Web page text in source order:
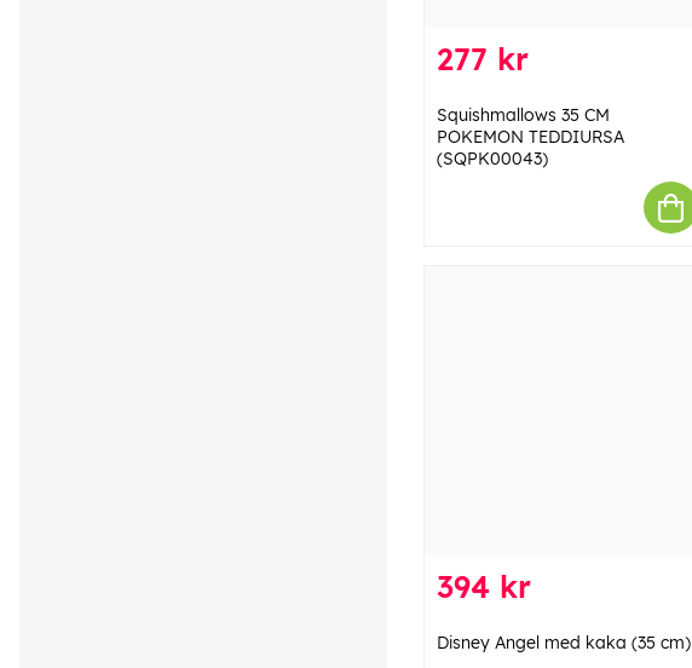
277 kr
Squishmallows 35 CM
POKEMON TEDDIURSA
(SQPK00043)
394 kr
Disney Angel med kaka (35 cm)